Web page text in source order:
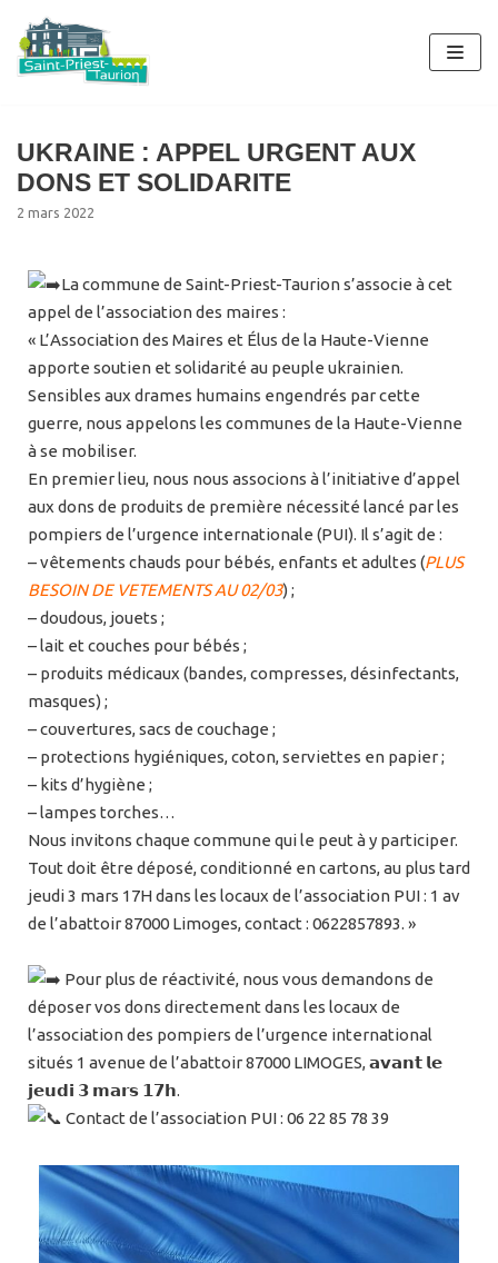
Aller
au
contenu
UKRAINE : APPEL URGENT AUX
DONS ET SOLIDARITE
2 mars 2022
La commune de Saint-Priest-Taurion s’associe à cet
appel de l’association des maires :
« L’Association des Maires et Élus de la Haute-Vienne
apporte soutien et solidarité au peuple ukrainien.
Sensibles aux drames humains engendrés par cette
guerre, nous appelons les communes de la Haute-Vienne
à se mobiliser.
En premier lieu, nous nous associons à l’initiative d’appel
aux dons de produits de première nécessité lancé par les
pompiers de l’urgence internationale (PUI). Il s’agit de :
– vêtements chauds pour bébés, enfants et adultes (PLUS
BESOIN DE VETEMENTS AU 02/03) ;
– doudous, jouets ;
– lait et couches pour bébés ;
– produits médicaux (bandes, compresses, désinfectants,
masques) ;
– couvertures, sacs de couchage ;
– protections hygiéniques, coton, serviettes en papier ;
– kits d’hygiène ;
– lampes torches…
Nous invitons chaque commune qui le peut à y participer.
Tout doit être déposé, conditionné en cartons, au plus tard
jeudi 3 mars 17H dans les locaux de l’association PUI : 1 av
de l’abattoir 87000 Limoges, contact : 0622857893. »
Pour plus de réactivité, nous vous demandons de
déposer vos dons directement dans les locaux de
l’association des pompiers de l’urgence international
situés 1 avenue de l’abattoir 87000 LIMOGES, 𝗮𝘃𝗮𝗻𝘁 𝗹𝗲
𝗷𝗲𝘂𝗱𝗶 𝟯 𝗺𝗮𝗿𝘀 𝟭𝟳𝗵.
Contact de l’association PUI : 06 22 85 78 39